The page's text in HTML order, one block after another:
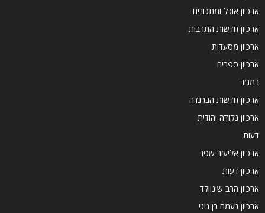
ארכיון אוכל ומתכונים
ארכיון חדשות התרבות
ארכיון מסעדות
ארכיון ספרים
במגזר
ארכיון חדשות הברנז'ה
ארכיון נקודה יהודית
דעות
ארכיון אליעזר שפר
ארכיון דעות
ארכיון הרב שינוולד
ארכיון נעמה בן גיגי